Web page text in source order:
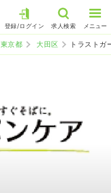
登録/ログイン 求人検索 メニュー
東京都 大田区 トラストガ